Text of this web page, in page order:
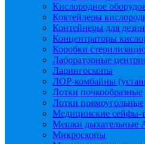
Кислородное
Коктейлеры
Контейнеры для
Концентраторы
Коробки
Лабораторные
Ларингоскопы
ЛОР-комбайны
Лотки почкообразные
Лотки прямоугольные
Медицинские сейфы-
Мешки дыхательные
Микроскопы